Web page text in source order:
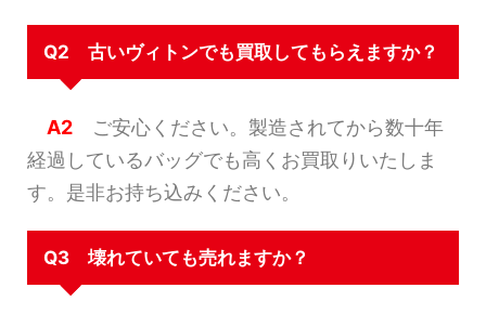
Q2 古いヴィトンでも買取してもらえますか？
A2 ご安心ください。製造されてから数十年
経過しているバッグでも高くお買取りいたしま
す。是非お持ち込みください。
Q3 壊れていても売れますか？